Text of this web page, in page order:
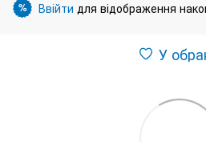
% Ввійти для відображення
У